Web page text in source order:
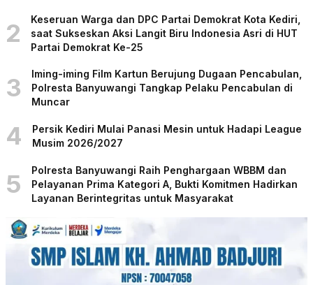
2
Keseruan Warga dan DPC Partai Demokrat Kota Kediri,
saat Sukseskan Aksi Langit Biru Indonesia Asri di HUT
Partai Demokrat Ke-25
3
Iming-iming Film Kartun Berujung Dugaan Pencabulan,
Polresta Banyuwangi Tangkap Pelaku Pencabulan di
Muncar
4
Persik Kediri Mulai Panasi Mesin untuk Hadapi League
Musim 2026/2027
5
Polresta Banyuwangi Raih Penghargaan WBBM dan
Pelayanan Prima Kategori A, Bukti Komitmen Hadirkan
Layanan Berintegritas untuk Masyarakat